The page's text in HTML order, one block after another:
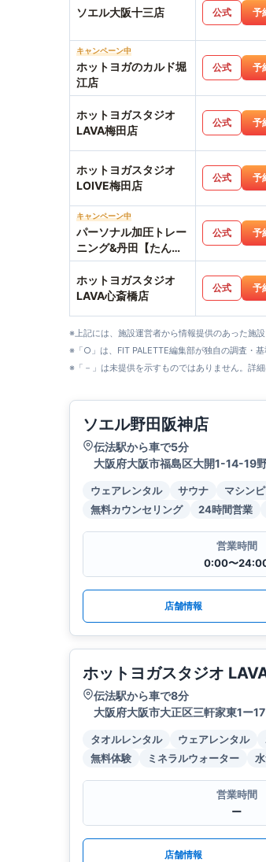
ソエル大阪十三店 公式 予
キャンペーン中
ホットヨガのカルド堀
江店
公式 予
ホットヨガスタジオ
LAVA梅田店
公式 予
ホットヨガスタジオ
LOIVE梅田店
公式 予
キャンペーン中
パーソナル加圧トレー
ニング&丹田【たんで
ん】波動整体スタジオ
Hearts227-ハーツニ
ニナナ-
公式 予
ホットヨガスタジオ
LAVA心斎橋店
公式 予
※上記には、施設運営者から情報提供のあった施
※「○」は、FIT PALETTE編集部が独自の調査・
※「－」は未提供を示すものではありません。詳
ソエル野田阪神店
伝法駅から車で5分
大阪府大阪市福島区大開1-14-19
ウェアレンタル サウナ マシン
無料カウンセリング
24時間営業
営業時間
0:00〜
店舗情報
ホットヨガスタジオ
伝法駅から車で8分
大阪府大阪市大正区三軒家東1ー
タオルレンタル ウェアレンタル
無料体験
ミネラルウォーター
営業時間
ー
店舗情報